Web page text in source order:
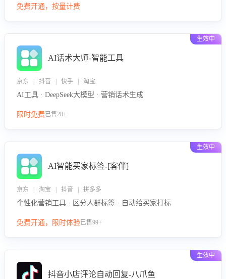
议，通过挖掘用户痛点驱动产品迭代，从根本上降低退货率，
免费开通，按量计费
生效中
AI话术大师-智能工具
京东 | 抖音 | 快手 | 淘宝
AI工具 · DeepSeek大模型 · 营销话术生成
限时免费已售28+
生效中
AI智能买家标签-[客伴]
京东 | 淘宝 | 抖音 | 拼多多
个性化营销工具 · 区分人群标签 · 自动给买家打标
免费开通，限时体验已售99+
生效中
抖音小店评论自动回复-八爪鱼